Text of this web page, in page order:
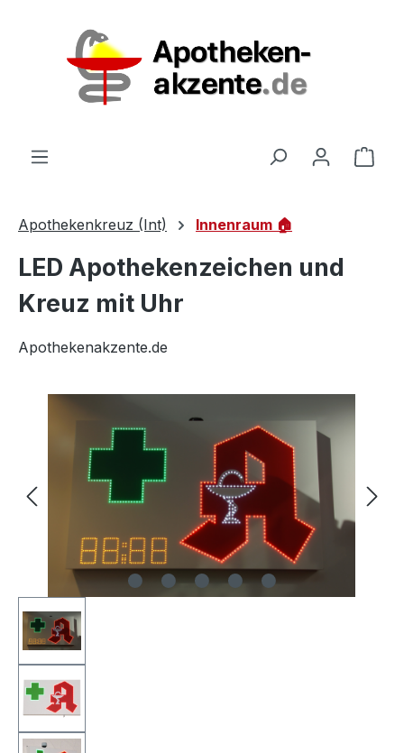
Apothekenkreuz (Int) Innenraum 🏠
LED Apothekenzeichen und
Kreuz mit Uhr
Apothekenakzente.de
Bildergalerie überspringen